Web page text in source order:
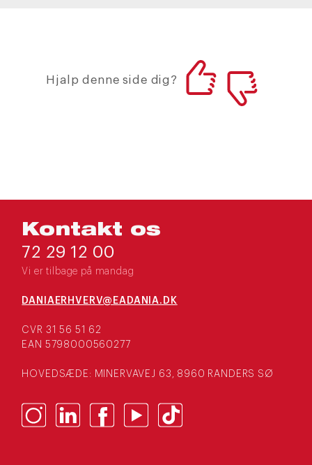
Hjalp denne side dig?
Kontakt os
72 29 12 00
Vi er tilbage på mandag
DANIAERHVERV@EADANIA.DK
CVR 31 56 51 62
EAN 5798000560277
HOVEDSÆDE: MINERVAVEJ 63, 8960 RANDERS SØ